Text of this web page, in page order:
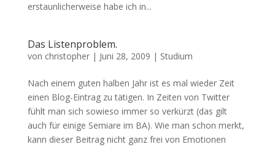
erstaunlicherweise habe ich in...
Das Listenproblem.
von christopher| Juni 28, 2009 | Studium
Nach einem guten halben Jahr ist es mal wieder Zeit
einen Blog-Eintrag zu tätigen. In Zeiten von Twitter
fühlt man sich sowieso immer so verkürzt (das gilt
auch für einige Semiare im BA). Wie man schon merkt,
kann dieser Beitrag nicht ganz frei von Emotionen